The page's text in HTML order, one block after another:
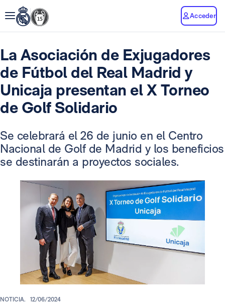
Acceder
La Asociación de Exjugadores
de Fútbol del Real Madrid y
Unicaja presentan el X Torneo
de Golf Solidario
Se celebrará el 26 de junio en el Centro
Nacional de Golf de Madrid y los beneficios
se destinarán a proyectos sociales.
NOTICIA. 12/06/2024